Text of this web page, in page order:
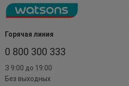
Горячая линия
0 800 300 333
З 9:00 до 19:00
Без выходных